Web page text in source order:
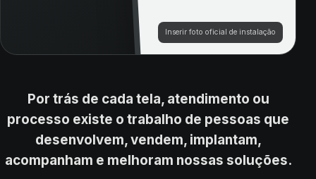
Inserir foto oficial de instalação
Por trás de cada tela, atendimento ou
processo existe o trabalho de pessoas que
desenvolvem, vendem, implantam,
acompanham e melhoram nossas soluções.